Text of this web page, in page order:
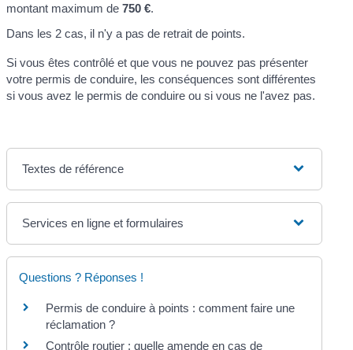
montant maximum de750 €.
Dans les 2 cas, il n'y a pas de retrait de points.
Si vous êtes contrôlé et que vous ne pouvez pas présenter
votre permis de conduire, les conséquences sont différentes
si vous avez le permis de conduire ou si vous ne l'avez pas.
Textes de référence
Services en ligne et formulaires
Questions ? Réponses !
Permis de conduire à points : comment faire une
réclamation ?
Contrôle routier : quelle amende en cas de